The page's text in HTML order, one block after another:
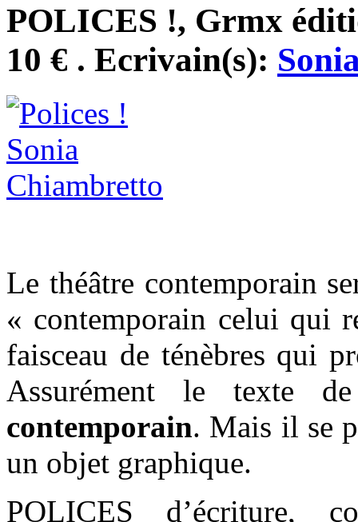
POLICES !, Grmx
10 € . Ecrivain(s):
Le théâtre contemporain
« contemporain celui qui
faisceau de ténèbres qui
Assurément le texte
contemporain. Mais il se
un objet graphique.
POLICES d’écriture,